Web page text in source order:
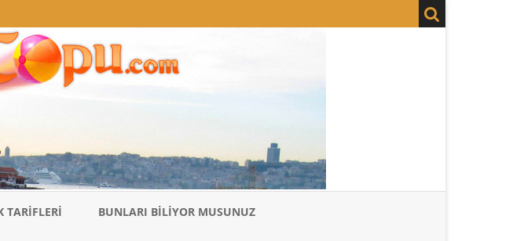
TARIFLERI BUNLARI BILIYOR MUSUNUZ